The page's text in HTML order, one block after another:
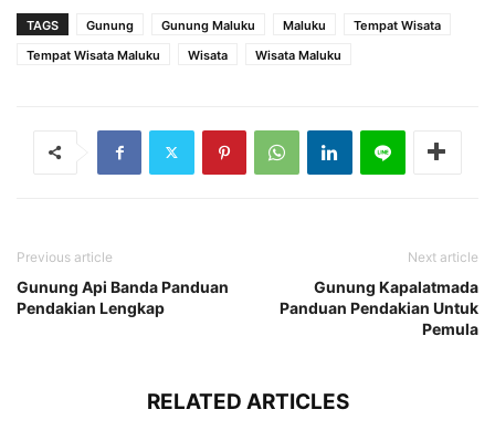
TAGS Gunung Gunung Maluku Maluku
Tempat Wisata
Tempat Wisata Maluku
Wisata Wisata Maluku
Previous article
Gunung Api Banda Panduan
Pendakian Lengkap
Next article
Gunung Kapalatmada
Panduan Pendakian Untuk
Pemula
RELATED ARTICLES